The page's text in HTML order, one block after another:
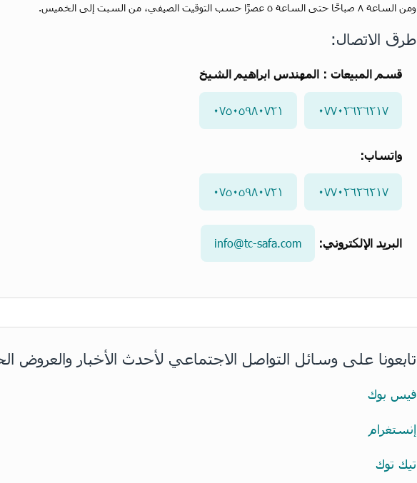
ومن الساعة ٨ صباحًا حتى الساعة ٥ عصرًا حسب التوقيت الصيفي، من السبت إلى الخميس.
طرق الاتصال:
قسم المبيعات : المهندس ابراهيم الشيخ
٠٧٧٠٢٦٢٦٢١٧ ٠٧٥٠٥٩٨٠٧٢١
واتساب:
٠٧٧٠٢٦٢٦٢١٧ ٠٧٥٠٥٩٨٠٧٢١
البريد الإلكتروني: info@tc-safa.com
تابعونا على وسائل التواصل الاجتماعي لأحدث الأخبار والعروض
فيس بوك
إنستغرام
تيك توك